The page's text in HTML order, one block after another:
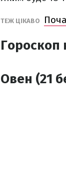
ТЕЖ ЦІКАВО
Гороскоп
Овен (21